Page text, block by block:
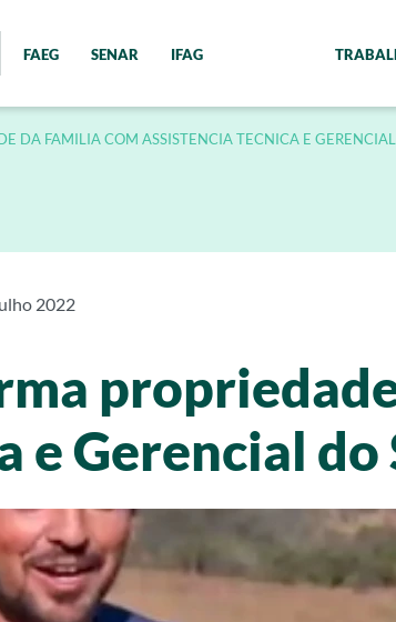
FAEG SENAR IFAG
DA FAMILIA COM ASSISTENCIA TECNICA E
2022
e Gerencial do